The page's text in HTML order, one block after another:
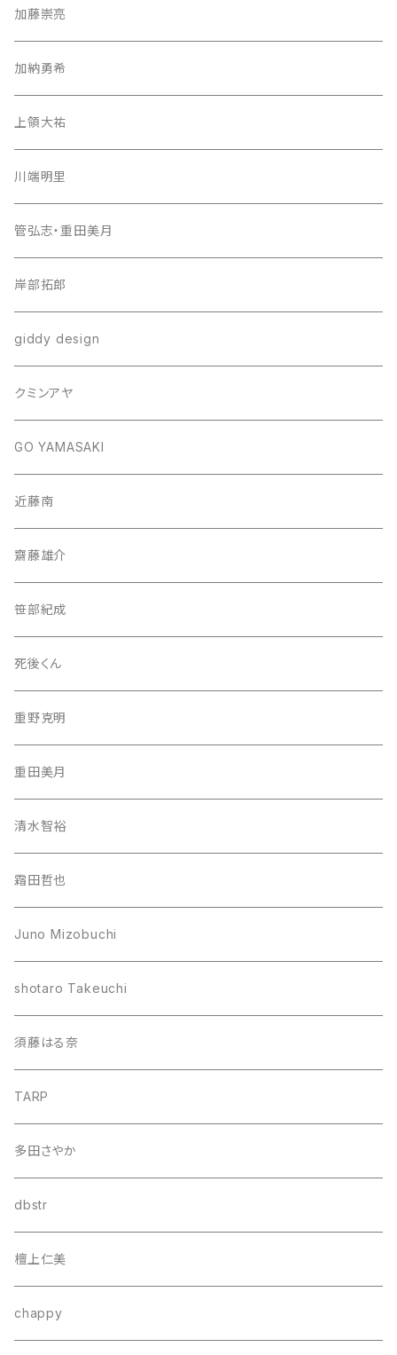
加藤崇亮
加納勇希
上領大祐
川端明里
管弘志・重田美月
岸部拓郎
giddy design
クミンアヤ
GO YAMASAKI
近藤南
齋藤雄介
笹部紀成
死後くん
重野克明
重田美月
清水智裕
霜田哲也
Juno Mizobuchi
shotaro Takeuchi
須藤はる奈
TARP
多田さやか
dbstr
檀上仁美
chappy